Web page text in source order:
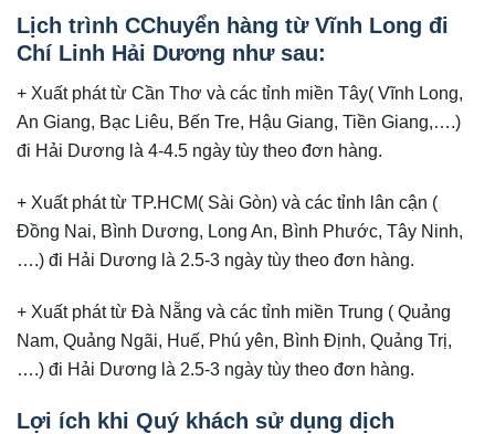
Lịch trình CChuyển hàng từ Vĩnh Long đi
Chí Linh Hải Dương như sau:
+ Xuất phát từ Cần Thơ và các tỉnh miền Tây( Vĩnh Long,
An Giang, Bạc Liêu, Bến Tre, Hậu Giang, Tiền Giang,….)
đi Hải Dương là 4-4.5 ngày tùy theo đơn hàng.
+ Xuất phát từ TP.HCM( Sài Gòn) và các tỉnh lân cận (
Đồng Nai, Bình Dương, Long An, Bình Phước, Tây Ninh,
….) đi Hải Dương là 2.5-3 ngày tùy theo đơn hàng.
+ Xuất phát từ Đà Nẵng và các tỉnh miền Trung ( Quảng
Nam, Quảng Ngãi, Huế, Phú yên, Bình Định, Quảng Trị,
….) đi Hải Dương là 2.5-3 ngày tùy theo đơn hàng.
Lợi ích khi Quý khách sử dụng dịch